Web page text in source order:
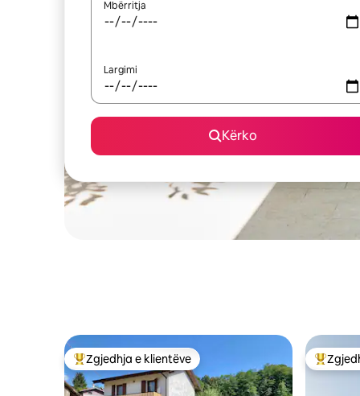
Mbërritja
Largimi
Kërko
Më të mirat e zgjedhjeve të klientëve
Zgjedhja e klientëve Më të